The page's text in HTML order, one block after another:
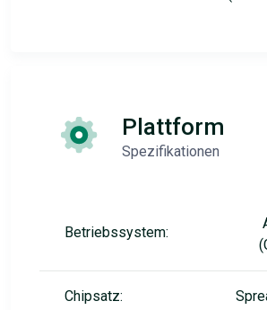
Plattform
Spezifikationen
Betriebssystem:
Chipsatz: